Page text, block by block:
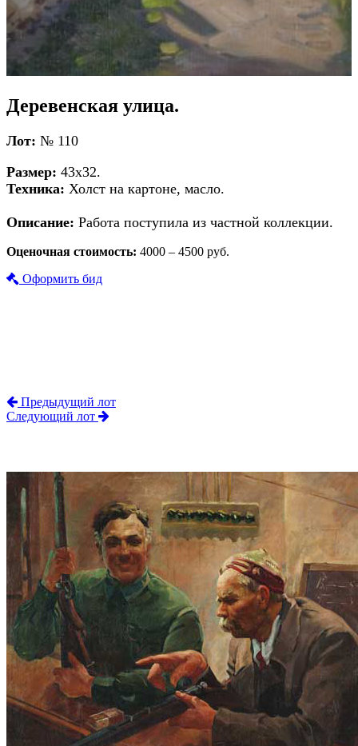
Деревенская улица.
Лот: № 110
Размер: 43х32.
Техника: Холст на картоне, масло.
Описание: Работа поступила из частной коллекции.
Оценочная стоимость: 4000 – 4500 руб.
Оформить бид
Предыдущий лот
Следующий лот